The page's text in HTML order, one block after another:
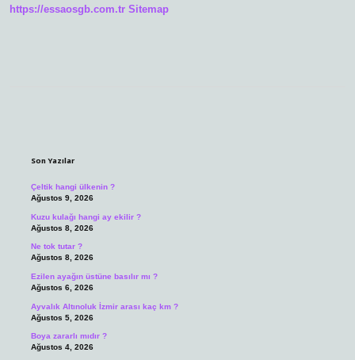
https://essaosgb.com.tr Sitemap
Son Yazılar
Çeltik hangi ülkenin ?
Ağustos 9, 2026
Kuzu kulağı hangi ay ekilir ?
Ağustos 8, 2026
Ne tok tutar ?
Ağustos 8, 2026
Ezilen ayağın üstüne basılır mı ?
Ağustos 6, 2026
Ayvalık Altınoluk İzmir arası kaç km ?
Ağustos 5, 2026
Boya zararlı mıdır ?
Ağustos 4, 2026